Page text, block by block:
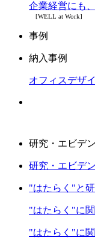
企業経営にも
[WELL at Work]
事例
納入事例
オフィスデザ
研究・エビデ
研究・エビデ
"はたらく"と
"はたらく"に
"はたらく"に